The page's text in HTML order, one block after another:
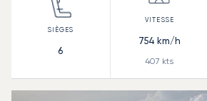
6
754 km/h
407 kts